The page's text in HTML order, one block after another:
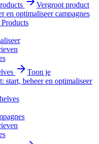
Vergroot product
en optimaliseer campagnes
Toon je
start, beheer en optimaliseer